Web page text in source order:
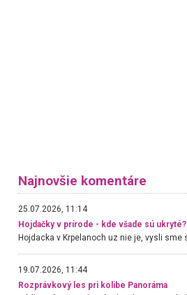
Najnovšie komentáre
25.07.2026, 11:14
Hojdačky v prírode - kde všade sú ukryté?
19.07.2026, 11:44
Rozprávkový les pri kolibe Panoráma